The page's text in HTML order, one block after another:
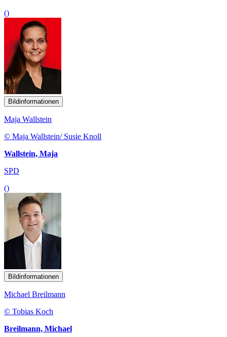
()
Bildinformationen
Maja Wallstein
© Maja Wallstein/ Susie Knoll
Wallstein, Maja
SPD
()
Bildinformationen
Michael Breilmann
© Tobias Koch
Breilmann, Michael